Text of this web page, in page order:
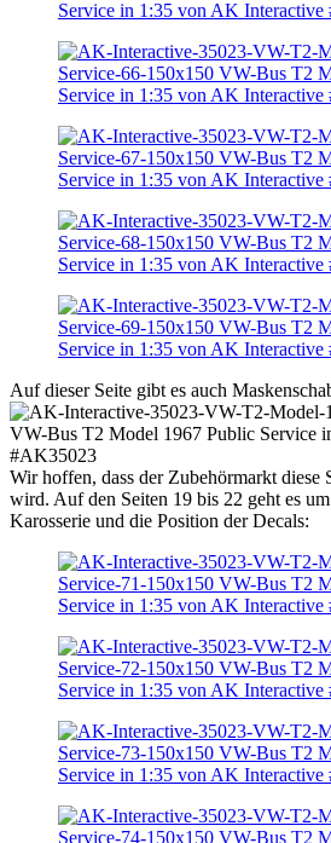
Auf dieser Seite gibt es auch
Wir hoffen, dass der Zubehörmarkt diese
wird. Auf den Seiten 19 bis 22 geht es
Karosserie und die Position der Decals: